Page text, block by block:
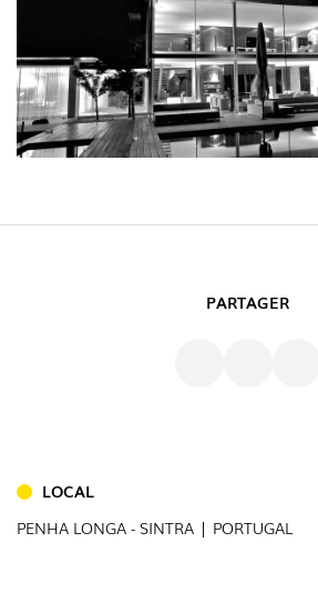
INTÉRIEUR (86)
PARTAGER
LOCAL
PENHA LONGA - SINTRA | PORTUGAL